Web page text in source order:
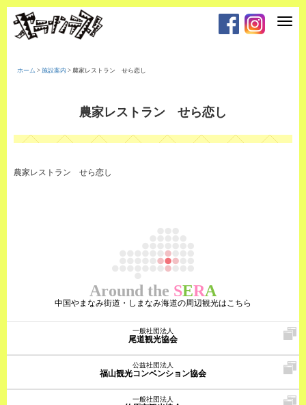
T
t
i
ホーム > 施設案内 > 農家レストラン せら恋し
農家レストラン せら恋し
農家レストラン せら恋し
Around the SERA
中国やまなみ街道・しまなみ海道の周辺観光はこちら
一般社団法人
尾道観光協会
公益社団法人
福山観光コンベンション協会
一般社団法人